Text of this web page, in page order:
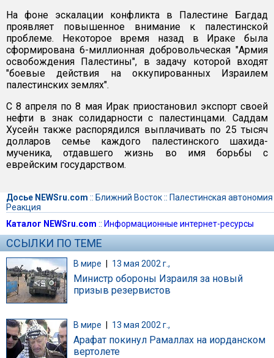
На фоне эскалации конфликта в Палестине Багдад
проявляет повышенное внимание к палестинской
проблеме. Некоторое время назад в Ираке была
сформирована 6-миллионная добровольческая "Армия
освобождения Палестины", в задачу которой входят
"боевые действия на оккупированных Израилем
палестинских землях".
С 8 апреля по 8 мая Ирак приостановил экспорт своей
нефти в знак солидарности с палестинцами. Саддам
Хусейн также распорядился выплачивать по 25 тысяч
долларов семье каждого палестинского шахида-
мученика, отдавшего жизнь во имя борьбы с
еврейским государством.
Досье NEWSru.com :: Ближний Восток:: Палестинская автономия
Реакция
Каталог NEWSru.com :: Информационные интернет-ресурсы
ССЫЛКИ ПО ТЕМЕ
В мире | 13 мая 2002 г.,
Министр обороны Израиля за новый
призыв резервистов
В мире 13 мая 2002 г.,
Арафат покинул Рамаллах на иорданском
вертолете